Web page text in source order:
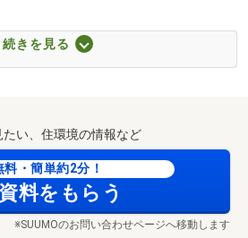
ー】ファッションセンターしまむ
歩19分）
ー】りーべる王寺（約2095m・徒
かるが店（約945m・徒歩12分）
つたがわ（約1463m・徒歩19分）
パー平群椿井店（約1655m・徒歩
のサービス！◆◇◆
・香芝・橿原・高槻・枚方・守
明石の9店舗で、理想の住まい探
続きを見る
たい、住環境の情報など
料・簡単約2分！
資料をもらう
※SUUMOのお問い合わせページへ移動します